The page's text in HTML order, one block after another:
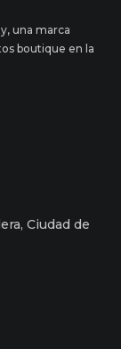
una marca
boutique en la
Ciudad de